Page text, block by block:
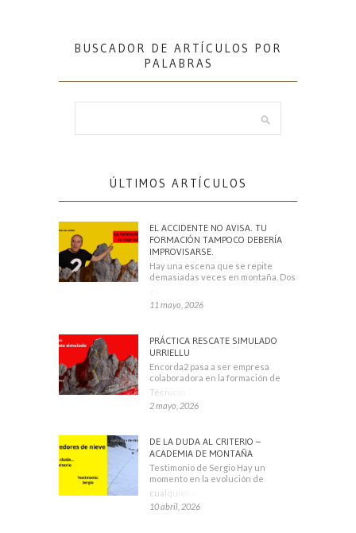
BUSCADOR DE ARTÍCULOS POR
PALABRAS
ÚLTIMOS ARTÍCULOS
EL ACCIDENTE NO AVISA. TU
FORMACIÓN TAMPOCO DEBERÍA
IMPROVISARSE.
Hay una escena que se repite
demasiadas veces en montaña. Dos
11 mayo, 2026
PRÁCTICA RESCATE SIMULADO
URRIELLU
Encorda2 pasa a ser empresa
colaboradora en la formación de
Técnicos Deportivos
2 mayo, 2026
DE LA DUDA AL CRITERIO –
ACADEMIA DE MONTAÑA
Testimonio de Sergio Hay un
momento en la evolución de
cualquier montañero
10 abril, 2026